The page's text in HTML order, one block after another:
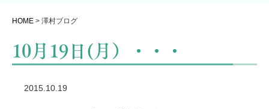
HOME > 澤村ブログ
10月19日(月）・・・
2015.10.19